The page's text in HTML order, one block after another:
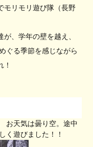
モリモリ遊び隊（長野
、学年の壁を越え、
ぐる季節を感じながら
お天気は曇り空。途中
く遊びました！！